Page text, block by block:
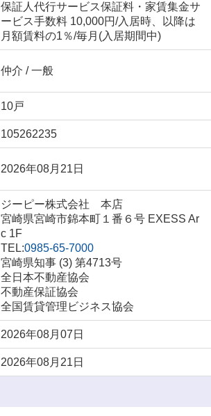
保証人代行サービス保証料・家賃集金サ
ービス手数料 10,000円/入居時、以降は
月額賃料の1％/毎月(入居期間中)
仲介 / 一般
10戸
105262235
2026年08月21日
ジーピー株式会社 本店
宮崎県宮崎市錦本町１番６号 EXESS Ar
c 1F
TEL:0985-65-7000
宮崎県知事 (3) 第4713号
全日本不動産協会
不動産保証協会
全国賃貸管理ビジネス協会
2026年08月07日
2026年08月21日